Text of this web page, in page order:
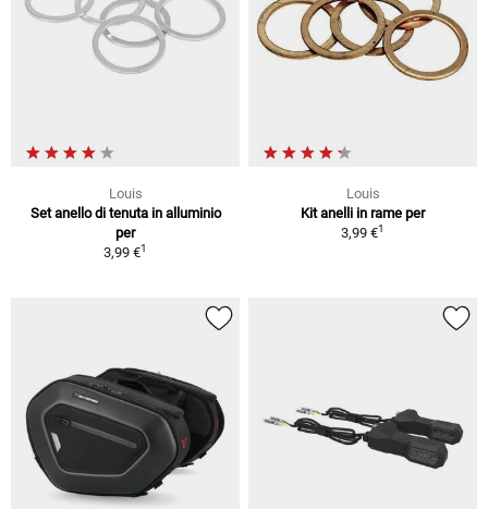
Louis
Set anello di tenuta in alluminio
per
3,99 €1
Louis
Kit anelli in rame per
3,99 €1